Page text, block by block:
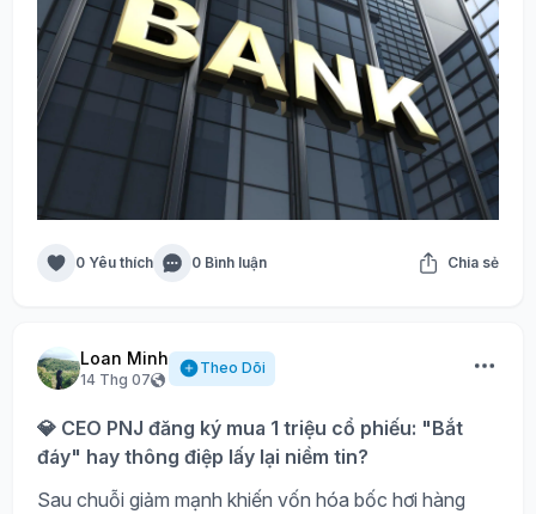
0 Yêu thích 0 Bình luận Chia sẻ
Loan Minh
14 Thg 07
Theo Dõi
💎 CEO PNJ đăng ký mua 1 triệu cổ phiếu: "Bắt
đáy" hay thông điệp lấy lại niềm tin?
Sau chuỗi giảm mạnh khiến vốn hóa bốc hơi hàng